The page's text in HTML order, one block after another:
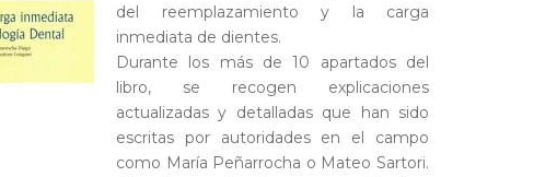
del reemplazamiento y la carga
inmediata de dientes.
Durante los más de 10 apartados del
libro, se recogen explicaciones
actualizadas y detalladas que han sido
escritas por autoridades en el campo
como María Peñarrocha o Mateo Sartori.